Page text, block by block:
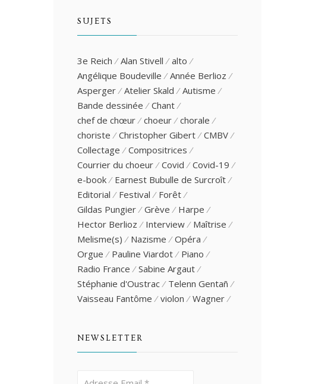
SUJETS
3e Reich Alan Stivell
alto
Angélique Boudeville
Année Berlioz
Asperger
Atelier Skald
Autisme
Bande dessinée
Chant
chef de chœur
choeur
chorale
choriste
Christopher Gibert
CMBV
Collectage
Compositrices
Courrier du choeur
Covid
Covid-19
e-book
Earnest Bubulle de Surcroît
Editorial
Festival
Forêt
Gildas Pungier
Grève
Harpe
Hector Berlioz
Interview
Maîtrise
Melisme(s)
Nazisme
Opéra
Orgue
Pauline Viardot
Piano
Radio France
Sabine Argaut
Stéphanie d'Oustrac
Telenn Gentañ
Vaisseau Fantôme
violon Wagner
NEWSLETTER